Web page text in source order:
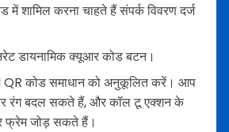
में शामिल करना चाहते हैं संपर्क विवरण दर्ज
डायनामिक क्यूआर कोड बटन।
कोड समाधान को अनुकूलित करें। आप
रंग बदल सकते हैं, और कॉल टू एक्शन के
फ्रेम जोड़ सकते हैं।